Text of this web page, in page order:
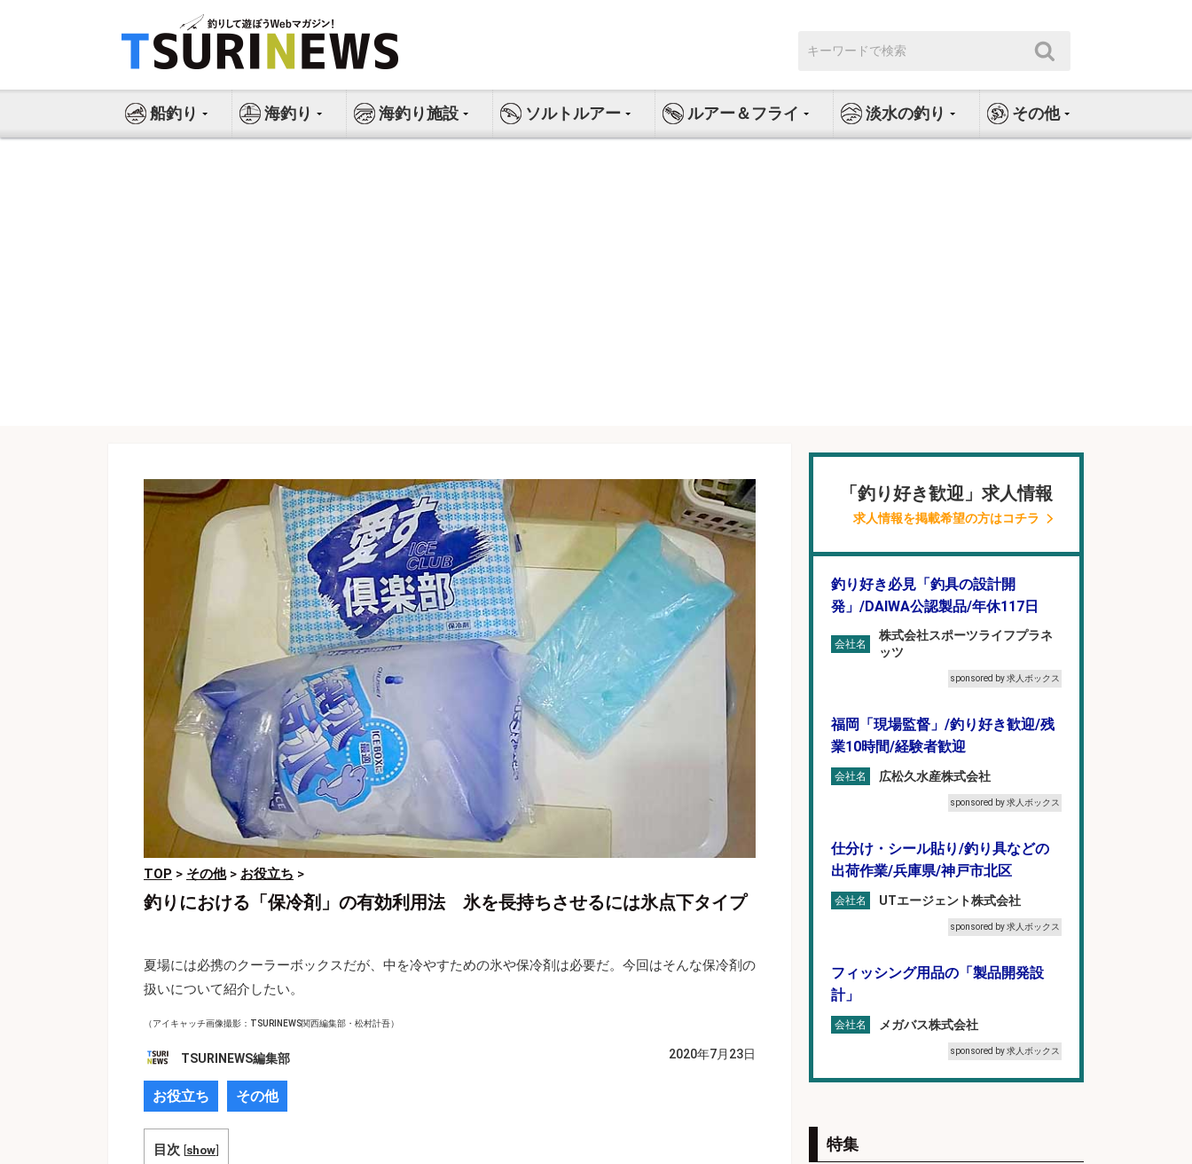
ス
索:
船釣り 海釣り 海釣り施設 ソルトルアー ルアー＆フライ 淡水の釣り その他
TOP > その他> お役立ち >
釣りにおける「保冷剤」の有効利用法 氷を長持ちさせるには氷点下タイプ
夏場には必携のクーラーボックスだが、中を冷やすための氷や保冷剤は必要だ。今回はそんな保冷剤の
扱いについて紹介したい。
（アイキャッチ画像撮影：TSURINEWS関西編集部・松村計吾）
TSURINEWS編集部 2020年7月23日
お役立ち その他
目次 [show]
「釣り好き歓迎」求人情報
求人情報を掲載希望の方はコチラ
釣り好き必見「釣具の設計開
発」/DAIWA公認製品/年休117日
会社名
株式会社スポーツライフプラネ
ッツ
sponsored by 求人ボックス
福岡「現場監督」/釣り好き歓迎/残
業10時間/経験者歓迎
会社名 広松久水産株式会社
sponsored by 求人ボックス
仕分け・シール貼り/釣り具などの
出荷作業/兵庫県/神戸市北区
会社名 UTエージェント株式会社
sponsored by 求人ボックス
フィッシング用品の「製品開発設
計」
会社名 メガバス株式会社
sponsored by 求人ボックス
会社名
特集